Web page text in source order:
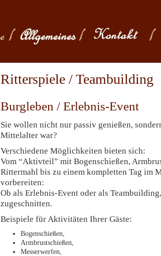
Ritterspiele / Teambuilding
Burgleben / Erlebnis-Event
Sie wollen nicht nur passiv genießen,
Mittelalter war?
Verschiedene Möglichkeiten bieten sich:
Vom “Aktivteil” mit Bogenschießen,
Rittermahl bis zu einem kompletten Tag im
vorbereiten:
Ob als Erlebnis-Event oder als
zugeschnitten.
Beispiele für Aktivitäten Ihrer Gäste:
Bogenschießen,
Armbrustschießen,
Messerwerfen,